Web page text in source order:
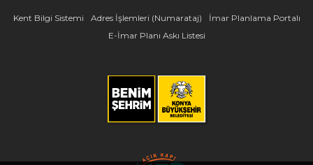
Kent Bilgi Sistemi Adres İşlemleri (Numarataj)
İmar Planlama Portalı
E-İmar Planı Askı Listesi